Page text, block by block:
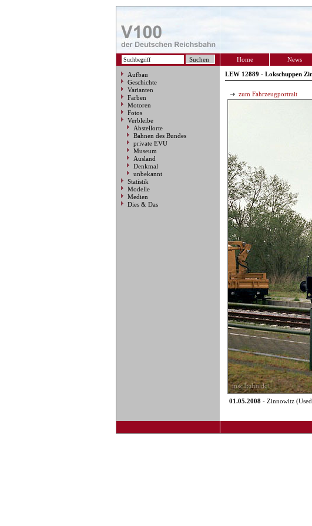
Home News
Aufbau
Geschichte
Varianten
Farben
Motoren
Fotos
Verbleibe
Abstellorte
Bahnen des Bundes
private EVU
Museum
Ausland
Denkmal
unbekannt
Statistik
Modelle
Medien
Dies & Das
LEW 12889 - Lokschuppen
zum Fahrzeugportrait
01.05.2008 - Zinnowitz